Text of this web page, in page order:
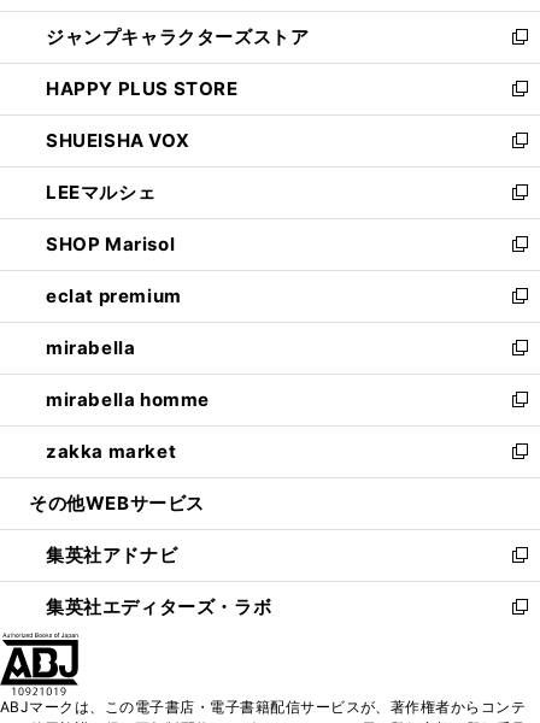
開
く
ウ
ィ
ン
ド
ウ
で
開
く
し
い
ウ
ィ
ン
ド
ウ
で
開
く
ジャンプキャラクターズストア
新
し
い
ウ
ィ
ン
ド
ウ
で
開
く
HAPPY PLUS STORE
新
し
い
ウ
ィ
ン
ド
ウ
で
開
く
SHUEISHA VOX
新
し
い
ウ
ィ
ン
ド
ウ
で
開
く
LEEマルシェ
新
し
い
ウ
ィ
ン
ド
ウ
で
開
く
SHOP Marisol
新
し
い
ウ
ィ
ン
ド
ウ
で
開
eclat premium
新
し
い
ウ
ィ
ン
ド
ウ
開
く
mirabella
新
し
い
ウ
ィ
ン
ウ
で
開
く
mirabella homme
新
し
い
ウ
ン
ド
ウ
で
zakka market
新
し
ウ
ィ
ン
ド
く
その他WEBサービス
集英社アドナビ
新
し
い
ド
集英社エディターズ・ラボ
新
ィ
ABJマークは、この電子書店・電子書籍配信サービスが、著作権者からコンテ